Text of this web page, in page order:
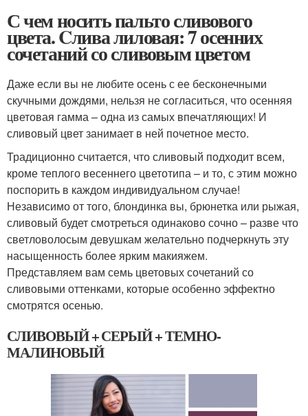
С чем носить пальто сливового
цвета. Cлива лиловая: 7 осенних
сочетаний со сливовым цветом
Даже если вы не любите осень с ее бесконечными
скучными дождями, нельзя не согласиться, что осенняя
цветовая гамма – одна из самых впечатляющих! И
сливовый цвет занимает в ней почетное место.
Традиционно считается, что сливовый подходит всем,
кроме теплого весеннего цветотипа – и то, с этим можно
поспорить в каждом индивидуальном случае!
Независимо от того, блондинка вы, брюнетка или рыжая,
сливовый будет смотреться одинаково сочно – разве что
светловолосым девушкам желательно подчеркнуть эту
насыщенность более ярким макияжем.
Представляем вам семь цветовых сочетаний со
сливовыми оттенками, которые особенно эффектно
смотрятся осенью.
СЛИВОВЫЙ + СЕРЫЙ + ТЕМНО-
МАЛИНОВЫЙ